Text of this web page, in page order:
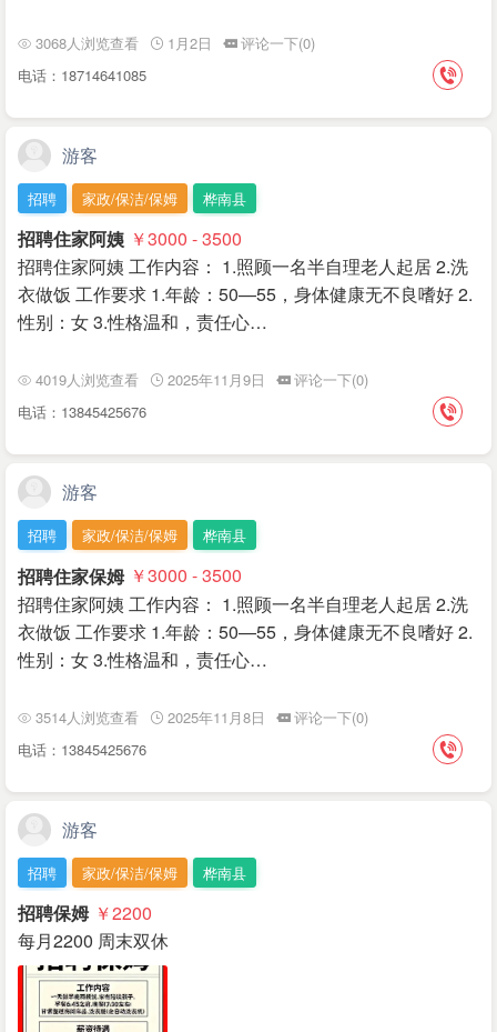
3068人浏览查看 1月2日
评论一下(0)
电话：18714641085
游客
招聘 家政/保洁/保姆 桦南县
招聘住家阿姨 ￥3000 - 3500
招聘住家阿姨 工作内容： 1.照顾一名半自理老人起居 2.洗
衣做饭 工作要求 1.年龄：50—55，身体健康无不良嗜好 2.
性别：女 3.性格温和，责任心…
4019人浏览查看 2025年11月9日
评论一下(0)
电话：13845425676
游客
招聘 家政/保洁/保姆 桦南县
招聘住家保姆 ￥3000 - 3500
招聘住家阿姨 工作内容： 1.照顾一名半自理老人起居 2.洗
衣做饭 工作要求 1.年龄：50—55，身体健康无不良嗜好 2.
性别：女 3.性格温和，责任心…
3514人浏览查看 2025年11月8日
评论一下(0)
电话：13845425676
游客
招聘 家政/保洁/保姆 桦南县
招聘保姆 ￥2200
每月2200 周末双休